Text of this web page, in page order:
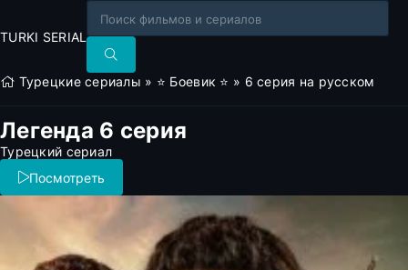
TURKI SERIAL
Турецкие сериалы » ⭐ Боевик ⭐ » 6 серия на русском
Легенда 6 серия
Турецкий сериал
Посмотреть